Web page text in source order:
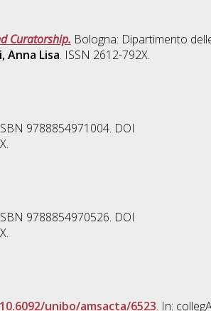
Curatorship. Bologna: Dipartimento
Anna Lisa. ISSN 2612-792X.
9788854971004. DOI
9788854970526. DOI
10.6092/unibo/amsacta/6523. In: